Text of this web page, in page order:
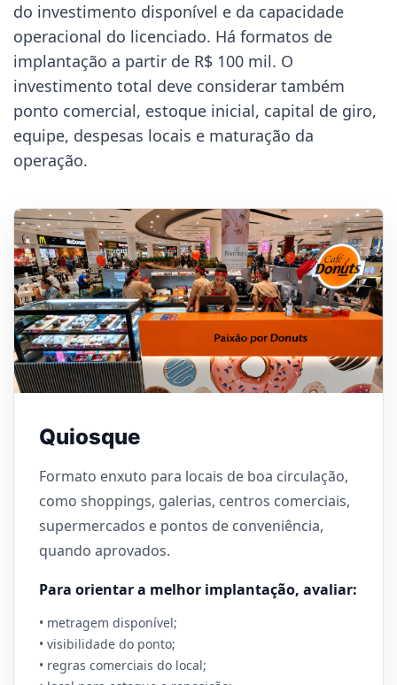
do investimento disponível e da capacidade
operacional do licenciado. Há formatos de
implantação a partir de R$ 100 mil. O
investimento total deve considerar também
ponto comercial, estoque inicial, capital de giro,
equipe, despesas locais e maturação da
operação.
Quiosque
Formato enxuto para locais de boa circulação,
como shoppings, galerias, centros comerciais,
supermercados e pontos de conveniência,
quando aprovados.
Para orientar a melhor implantação, avaliar:
• metragem disponível;
• visibilidade do ponto;
• regras comerciais do local;